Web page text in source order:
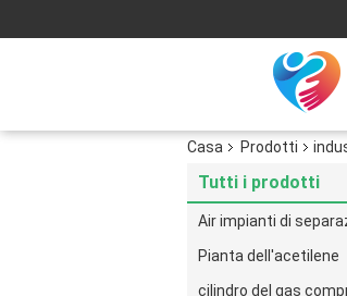
Casa Prodotti
Tutti i prodotti
Air impianti di
Pianta dell'acetilene
cilindro del gas